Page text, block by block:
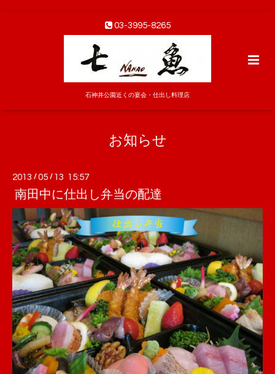
03-3995-8265
石神井公園近くの宴会・仕出し料理店
お知らせ
2013 /05 / 13 15:57
南田中に仕出し弁当の配達